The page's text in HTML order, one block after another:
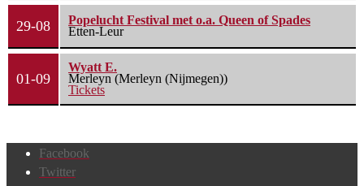
29-08
Popelucht Festival met o.a. Queen of Spades
Etten-Leur
01-09
Wyatt E.
Merleyn (Merleyn (Nijmegen))
Tickets
Facebook
Twitter